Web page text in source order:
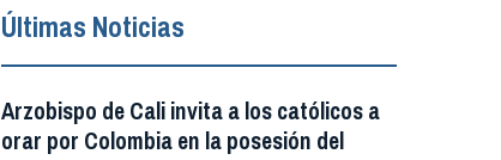
Últimas Noticias
Arzobispo de Cali invita a los católicos a
orar por Colombia en la posesión del